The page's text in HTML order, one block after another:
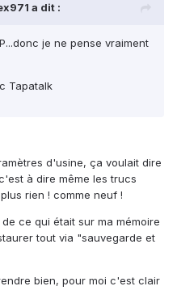
a dit :
je ne pense vraiment
Tapatalk
d'usine, ça voulait dire
à dire même les trucs
rien ! comme neuf !
ce qui était sur ma mémoire
tout via "sauvegarde et
bien, pour moi c'est clair